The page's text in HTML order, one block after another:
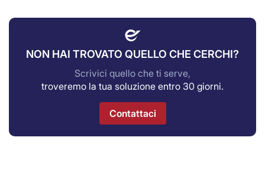
NON HAI TROVATO QUELLO CHE CERCHI?
Scrivici quello che ti serve,
troveremo la tua soluzione entro 30 giorni.
Contattaci